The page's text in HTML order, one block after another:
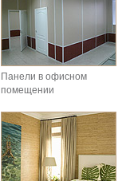
Панели в офисном
помещении